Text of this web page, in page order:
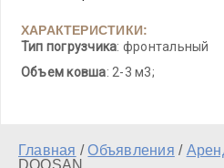
ХАРАКТЕРИСТИКИ:
Тип погрузчика: фронтальный
Объем ковша: 2-3 м3;
Главная /Объявления /
DOOSAN